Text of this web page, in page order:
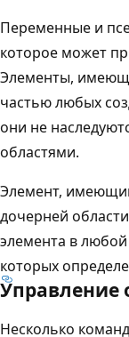
Переменные и
которое может
Элементы,
частью любых
они не
областями.
Элемент,
дочерней
элемента в
которых
Управление
Несколько